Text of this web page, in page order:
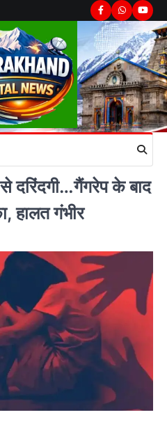
Facebook
Whatsapp
दरिंदगी…गैंगरेप के बाद
हालत गंभीर